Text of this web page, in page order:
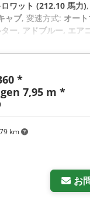
ワット (212.10 馬力)
ャブ, 変速方式: オー
ー, アドブルー, エア
ム (ESP)
km
*
7,95 m *
お